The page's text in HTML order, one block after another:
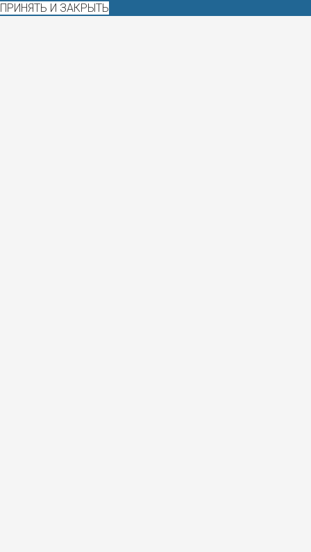
ПРИНЯТЬ И ЗАКРЫТЬ